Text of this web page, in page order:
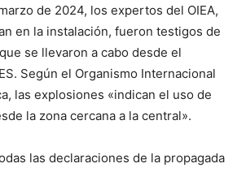
de 2024, los expertos del OIEA,
en la instalación, fueron testigos de
se llevaron a cabo desde el
Según el Organismo Internacional
las explosiones «indican el uso de
la zona cercana a la central».
las declaraciones de la propagada